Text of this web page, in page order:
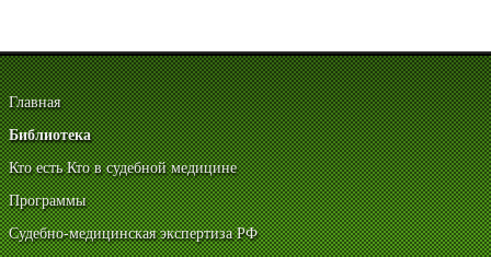
Главная
Библиотека
Кто есть Кто в судебной медицине
Программы
Судебно-медицинская экспертиза РФ